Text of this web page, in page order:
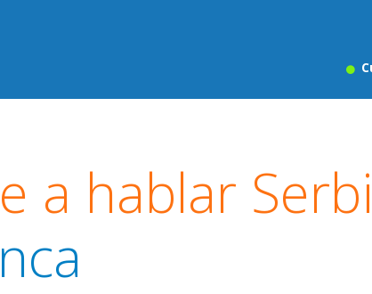
a hablar